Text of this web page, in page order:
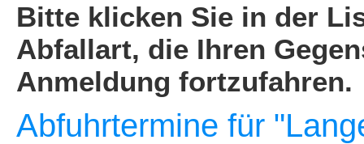
Bitte klicken Sie in der
Abfallart, die Ihren
Anmeldung fortzufahren.
Abfuhrtermine für